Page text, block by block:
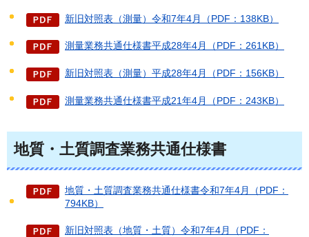
新旧対照表（測量）令和7年4月（PDF：138KB）
測量業務共通仕様書平成28年4月（PDF：261KB）
新旧対照表（測量）平成28年4月（PDF：156KB）
測量業務共通仕様書平成21年4月（PDF：243KB）
地質・土質調査業務共通仕様書
地質・土質調査業務共通仕様書令和7年4月（PDF：
794KB）
新旧対照表（地質・土質）令和7年4月（PDF：